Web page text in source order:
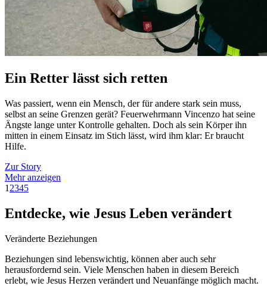
Ein Retter lässt sich retten
Was passiert, wenn ein Mensch, der für andere stark sein muss,
selbst an seine Grenzen gerät? Feuerwehrmann Vincenzo hat seine
Ängste lange unter Kontrolle gehalten. Doch als sein Körper ihn
mitten in einem Einsatz im Stich lässt, wird ihm klar: Er braucht
Hilfe.
Zur Story
Mehr anzeigen
1 2345
Entdecke, wie Jesus Leben verändert
Veränderte Beziehungen
Beziehungen sind lebenswichtig, können aber auch sehr
herausfordernd sein. Viele Menschen haben in diesem Bereich
erlebt, wie Jesus Herzen verändert und Neuanfänge möglich macht.